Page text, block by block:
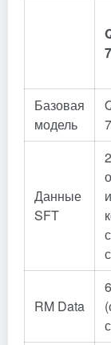
Базовая
модель
Данные
SFT
RM Data